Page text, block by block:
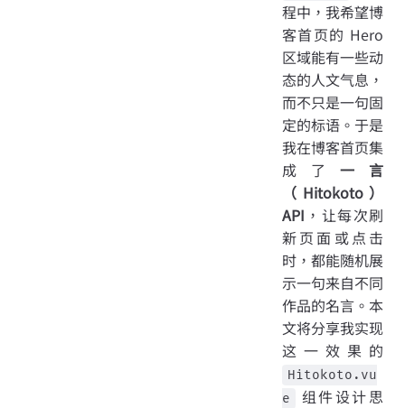
程中，我希望博
客首页的 Hero
区域能有一些动
态的人文气息，
而不只是一句固
定的标语。于是
我在博客首页集
成了 一言
（Hitokoto）
API ，让每次刷
新页面或点击
时，都能随机展
示一句来自不同
作品的名言。本
文将分享我实现
这一效果的
Hitokoto.vu
e
组件设计思